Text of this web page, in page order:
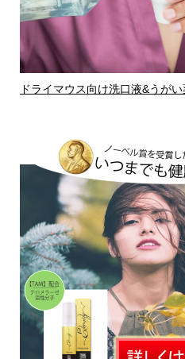
ドライマウス向け洗口液&うが